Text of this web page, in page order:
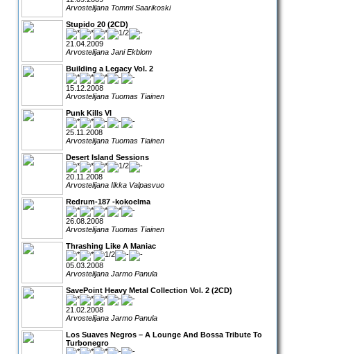
Arvostelijana Tommi Saarikoski
Stupido 20 (2CD)
21.04.2009
Arvostelijana Jani Ekblom
Building a Legacy Vol. 2
15.12.2008
Arvostelijana Tuomas Tiainen
Punk Kills VI
25.11.2008
Arvostelijana Tuomas Tiainen
Desert Island Sessions
20.11.2008
Arvostelijana Ilkka Valpasvuo
Redrum-187 -kokoelma
26.08.2008
Arvostelijana Tuomas Tiainen
Thrashing Like A Maniac
05.03.2008
Arvostelijana Jarmo Panula
SavePoint Heavy Metal Collection Vol. 2 (2CD)
21.02.2008
Arvostelijana Jarmo Panula
Los Suaves Negros – A Lounge And Bossa Tribute To
Turbonegro